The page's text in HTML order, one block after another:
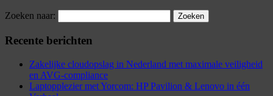
Zoeken naar:
Recente berichten
Zakelijke cloudopslag in Nederland met maximale veiligheid
en AVG-compliance
Laptopplezier met Yorcom: HP Pavilion & Lenovo in één